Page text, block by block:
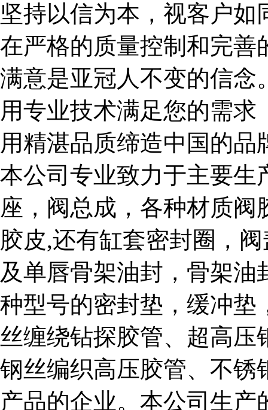
坚持以信为本，视客户
在严格的质量控制和完善
满意是亚冠人不变的信念
用专业技术满足您的需求
用精湛品质缔造中国的品
本公司专业致力于主要生
座，阀总成，各种材质
胶皮,还有缸套密封圈，
及单唇骨架油封，骨架
种型号的密封垫，缓冲垫
丝缠绕钻探胶管、超高
钢丝编织高压胶管、不锈
产品的企业。本公司生